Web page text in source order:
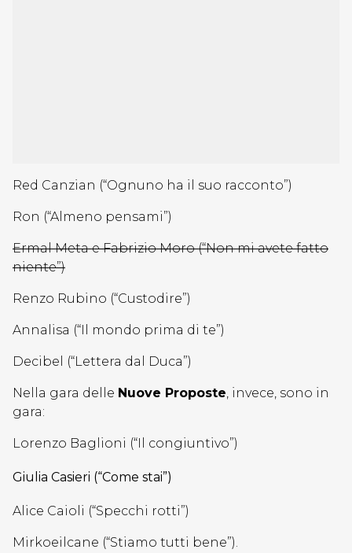
Red Canzian (“Ognuno ha il suo racconto”)
Ron (“Almeno pensami”)
Ermal Meta e Fabrizio Moro (“Non mi avete fatto
niente”)
Renzo Rubino (“Custodire”)
Annalisa (“Il mondo prima di te”)
Decibel (“Lettera dal Duca”)
Nella gara delle Nuove Proposte, invece, sono in
gara:
Lorenzo Baglioni (“Il congiuntivo”)
Giulia Casieri (“Come stai”)
Alice Caioli (“Specchi rotti”)
Mirkoeilcane (“Stiamo tutti bene”).